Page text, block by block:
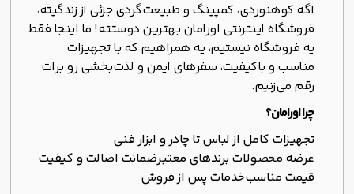
اگه کوهنوردی، کمپینگ و طبیعت‌گردی جزئی از زندگیته،
فروشگاه اینترنتی اورامان بهترین دوستته! ما اینجا فقط
یه فروشگاه نیستیم، یه همراهیم که با تجهیزات
مناسب و باکیفیت، سفرهای ایمن و لذت‌بخشی رو برات
رقم می‌زنیم.
چرا اورامان؟
تجهیزات کامل از لباس تا چادر و ابزار فنی
عرضه محصولات برندهای معتبرضمانت اصالت و کیفیت
قیمت مناسبخدمات پس از فروش